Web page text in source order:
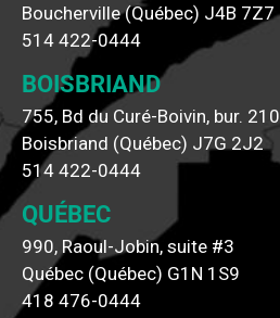
Boucherville (Québec) J4B 7Z7
514 422-0444
BOISBRIAND
755, Bd du Curé-Boivin, bur. 210
Boisbriand (Québec) J7G 2J2
514 422-0444
QUÉBEC
990, Raoul-Jobin, suite #3
Québec (Québec) G1N 1S9
418 476-0444